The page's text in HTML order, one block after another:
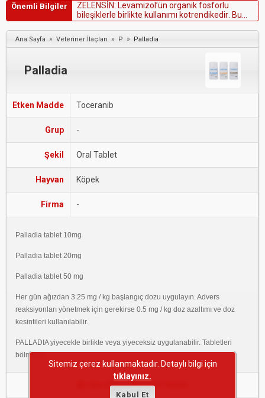
Önemli Bilgiler ZELENSİN: Levamizo ’ün organikfosforu
bi eşikere birikte ku anımı kotrendikedir Bu
sebepleZelensinOralTabletuygulamasından
14günönceve14günsonraorganikfosforlu
bil eşikler k u an ı mama
Ana Sayfa » Veteriner İlaçları » P » Palladia
Palladia
Etken Madde Toceranib
Grup -
Şekil Oral Tablet
Hayvan Köpek
Firma -
Palladia tablet 10mg
Palladia tablet 20mg
Palladia tablet 50 mg
Her gün ağızdan 3.25 mg / kg başlangıç dozu uygulayın. Advers
reaksiyonları yönetmek için gerekirse 0.5 mg / kg doz azaltımı ve doz
kesintileri kullanılabilir.
PALLADIA yiyecekle birlikte veya yiyeceksiz uygulanabilir. Tabletleri
bölmeyin.
Aynı Etken Maddeli İlaçlar
Sitemiz çerez kullanmaktadır. Detaylı bilgi için
tıklayınız.
Kabul Et